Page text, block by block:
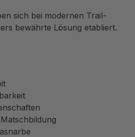
sich bei modernen Trail-
bewährte Lösung etabliert.